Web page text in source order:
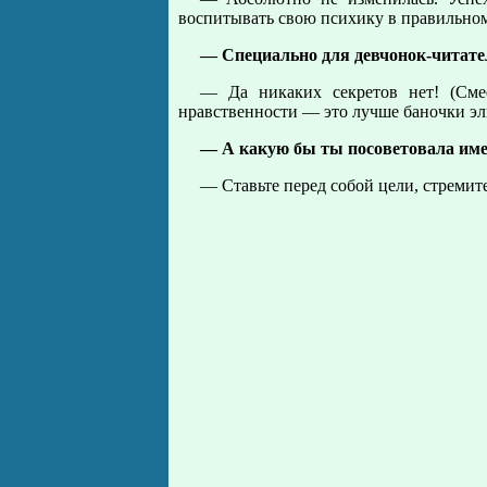
воспитывать свою психику в
— Специально для девчонок-
— Да никаких секретов нет!
нравственности — это лучше баночки
— А какую бы ты посоветовала
— Ставьте перед собой цели,